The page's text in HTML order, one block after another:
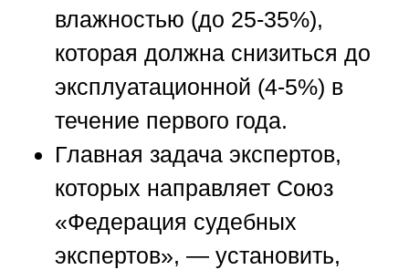
влажностью (до 25-35%),
которая должна снизиться до
эксплуатационной (4-5%) в
течение первого года.
Главная задача экспертов,
которых направляет Союз
«Федерация судебных
экспертов», — установить,